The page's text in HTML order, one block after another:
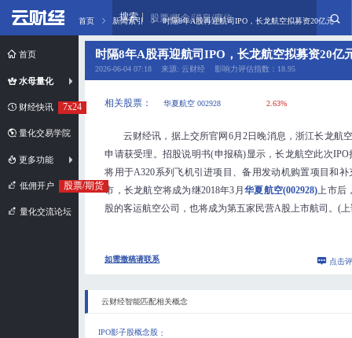
首页
水母量化
财经快讯 7x24
量化交易学院
更多功能
低佣开户 股票/期货
量化交流论坛
首页 新闻索引 时隔8年A股再迎航司IPO，长龙航空拟募资20亿元
搜索 股票/概念/消息/席位
时隔8年A股再迎航司IPO，长龙航空拟募资20亿
2026-06-04 07:18 来源: 云财经 影响力评估指数：18.95
相关股票： 华夏航空 002928 2.63%
云财经讯，据上交所官网6月2日晚消息，浙江长龙航
申请获受理。招股说明书(申报稿)显示，长龙航空此次IPO
将用于A320系列飞机引进项目、备用发动机购置项目和
市，长龙航空将成为继2018年3月 华夏航空(002928)上市后
股的客运航空公司，也将成为第五家民营A股上市航司。(
如需撤稿请联系 点击
云财经智能匹配相关概念
IPO影子股概念股：